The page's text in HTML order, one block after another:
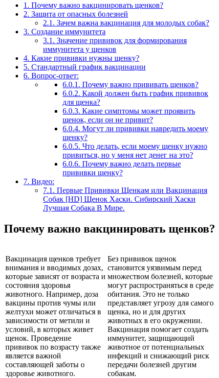
1. Почему важно вакцинировать щенков?
2. Защита от опасных болезней
2.1. Зачем важна вакцинация для молодых собак?
3. Создание иммунитета
3.1. Значение прививок для формирования
иммунитета у щенков
4. Какие прививки нужны щенку?
5. Стандартный график вакцинации
6. Вопрос-ответ:
6.0.1. Почему важно прививать щенков?
6.0.2. Какой должен быть график прививок
для щенка?
6.0.3. Какие симптомы может проявить
щенок, если он не привит?
6.0.4. Могут ли прививки навредить моему
щенку?
6.0.5. Что делать, если моему щенку нужно
привиться, но у меня нет денег на это?
6.0.6. Почему важно делать первые
прививки щенку?
7. Видео:
7.1. Первые Прививки Щенкам или Вакцинация
Собак [HD] Щенок Хаски. Сибирский Хаски
Лучшая Собака В Мире.
Почему важно вакцинировать щенков?
Вакцинация щенков требует
внимания и вводимых дозах,
которые зависят от возраста и
состояния здоровья
животного. Например, доза
вакцины против чумы или
желтухи может отличаться в
зависимости от метили и
условий, в которых живет
щенок. Проведение
прививок по возрасту также
является важной
составляющей заботы о
здоровье животного.
Без прививок щенок
становится уязвимым перед
множеством болезней, которые
могут распространяться в среде
обитания. Это не только
представляет угрозу для самого
щенка, но и для других
животных в его окружении.
Вакцинация помогает создать
иммунитет, защищающий
животное от потенциальных
инфекций и снижающий риск
передачи болезней другим
собакам.